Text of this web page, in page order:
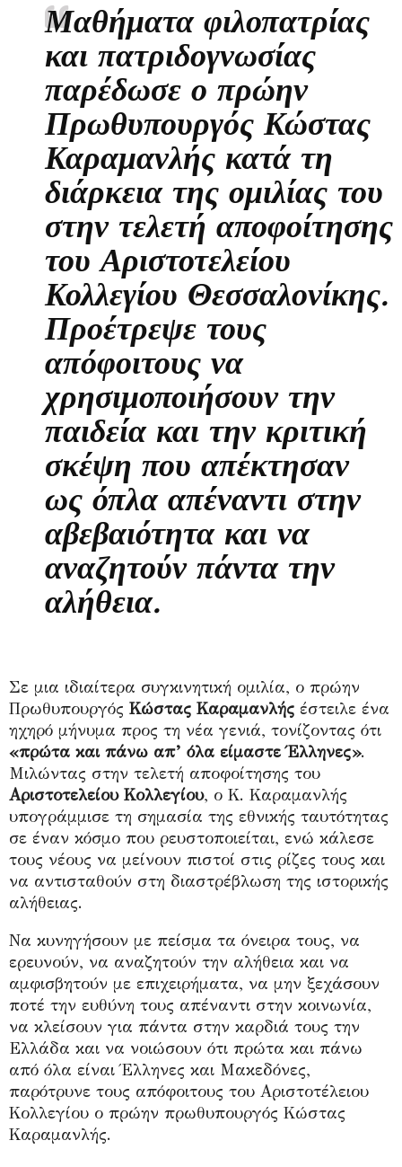
Μαθήματα φιλοπατρίας
και πατριδογνωσίας
παρέδωσε ο πρώην
Πρωθυπουργός Κώστας
Καραμανλής κατά τη
διάρκεια της ομιλίας του
στην τελετή αποφοίτησης
του Αριστοτελείου
Κολλεγίου Θεσσαλονίκης.
Προέτρεψε τους
απόφοιτους να
χρησιμοποιήσουν την
παιδεία και την κριτική
σκέψη που απέκτησαν
ως όπλα απέναντι στην
αβεβαιότητα και να
αναζητούν πάντα την
αλήθεια.
Σε μια ιδιαίτερα συγκινητική ομιλία, ο πρώην
Πρωθυπουργός Κώστας Καραμανλής έστειλε ένα
ηχηρό μήνυμα προς τη νέα γενιά, τονίζοντας ότι
«πρώτα και πάνω απ’ όλα είμαστε Έλληνες».
Μιλώντας στην τελετή αποφοίτησης του
Αριστοτελείου Κολλεγίου, ο Κ. Καραμανλής
υπογράμμισε τη σημασία της εθνικής ταυτότητας
σε έναν κόσμο που ρευστοποιείται, ενώ κάλεσε
τους νέους να μείνουν πιστοί στις ρίζες τους και
να αντισταθούν στη διαστρέβλωση της ιστορικής
αλήθειας.
Να κυνηγήσουν με πείσμα τα όνειρα τους, να
ερευνούν, να αναζητούν την αλήθεια και να
αμφισβητούν με επιχειρήματα, να μην ξεχάσουν
ποτέ την ευθύνη τους απέναντι στην κοινωνία,
να κλείσουν για πάντα στην καρδιά τους την
Ελλάδα και να νοιώσουν ότι πρώτα και πάνω
από όλα είναι Έλληνες και Μακεδόνες,
παρότρυνε τους απόφοιτους του Αριστοτέλειου
Κολλεγίου ο πρώην πρωθυπουργός Κώστας
Καραμανλής.